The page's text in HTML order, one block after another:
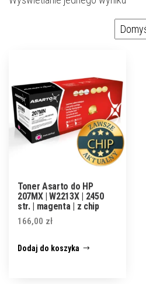
Toner Asarto do HP
207MX | W2213X | 2450
str. | magenta | z chip
166,00 zł
Dodaj do koszyka